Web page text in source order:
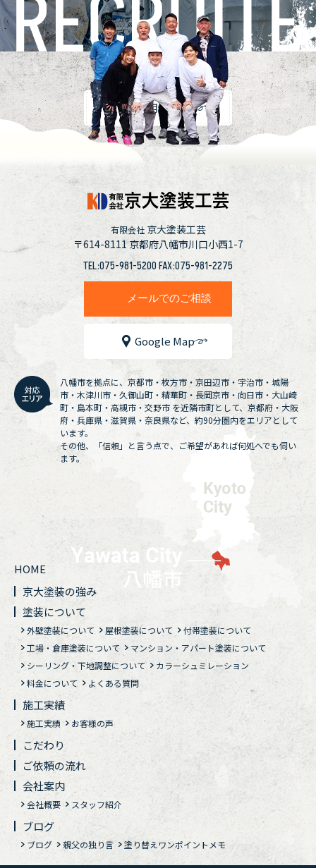
採用情報
有限会社 京大塗装工芸
〒614-8111京都府八幡市川口小西1-7
TEL:075-981-5200 FAX:075-981-2275
メールでのご相談
Google Map
八幡市を拠点に、京都市・枚方市・京田辺市・宇治市・城陽
市・木津川市・久御山町・精華町・長岡京市・向日市・大山崎
町・島本町・高槻市・交野市 を近隣市町として、京都府・大阪
府・兵庫県・滋賀県・奈良県など、約90分圏内をエリアとして
います。
その他、「信頼」と言う点で、ご希望があれば何処へでも伺い
ます。
HOME
京大塗装の強み
塗装について
外壁塗装について 屋根塗装について
付帯塗装について
工場・倉庫塗装について
マンション・アパート塗装について
シーリング・下地調整について
カラーシュミレーション
料金について
よくある質問
施工実績
施工実績 お客様の声
こだわり
ご依頼の流れ
会社案内
会社概要 スタッフ紹介
ブログ
ブログ 親父の独り言 塗り替えワンポイントメモ